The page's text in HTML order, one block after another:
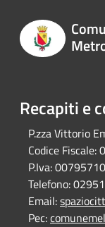
Recapiti e
P.zza Vittorio
Codice Fiscale:
P.Iva:
Telefono:
Email:
Pec: